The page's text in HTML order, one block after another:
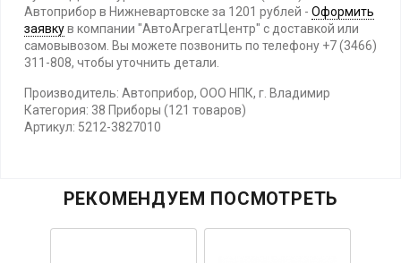
Автоприбор в Нижневартовске за 1201 рублей - Оформить
заявкув компании "АвтоАгрегатЦентр" с доставкой или
самовывозом. Вы можете позвонить по телефону +7 (3466)
311-808, чтобы уточнить детали.
Производитель: Автоприбор, ООО НПК, г. Владимир
Категория: 38 Приборы (121 товаров)
Артикул: 5212-3827010
РЕКОМЕНДУЕМ ПОСМОТРЕТЬ